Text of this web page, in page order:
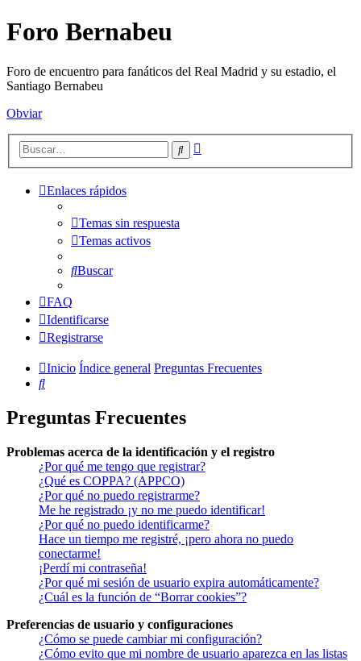
Foro Bernabeu
Foro de encuentro para fanáticos del Real Madrid y su estadio, el
Santiago Bernabeu
Obviar
Buscar
Enlaces rápidos
Temas sin respuesta
Temas activos
Buscar
FAQ
Identificarse
Registrarse
Inicio Índice general Preguntas Frecuentes
Buscar
Preguntas Frecuentes
Problemas acerca de la identificación y el registro
¿Por qué me tengo que registrar?
¿Qué es COPPA? (APPCO)
¿Por qué no puedo registrarme?
Me he registrado ¡y no me puedo identificar!
¿Por qué no puedo identificarme?
Hace un tiempo me registré, ¡pero ahora no puedo
conectarme!
¡Perdí mi contraseña!
¿Por qué mi sesión de usuario expira automáticamente?
¿Cuál es la función de “Borrar cookies”?
Preferencias de usuario y configuraciones
¿Cómo se puede cambiar mi configuración?
¿Cómo evito que mi nombre de usuario aparezca en las listas